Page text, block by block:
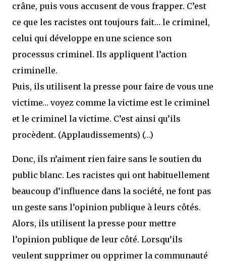
crâne, puis vous accusent de vous frapper. C’est
ce que les racistes ont toujours fait… le criminel,
celui qui développe en une science son
processus criminel. Ils appliquent l’action
criminelle.
Puis, ils utilisent la presse pour faire de vous une
victime… voyez comme la victime est le criminel
et le criminel la victime. C’est ainsi qu’ils
procèdent. (Applaudissements) (…)
Donc, ils n’aiment rien faire sans le soutien du
public blanc. Les racistes qui ont habituellement
beaucoup d’influence dans la société, ne font pas
un geste sans l’opinion publique à leurs côtés.
Alors, ils utilisent la presse pour mettre
l’opinion publique de leur côté. Lorsqu’ils
veulent supprimer ou opprimer la communauté